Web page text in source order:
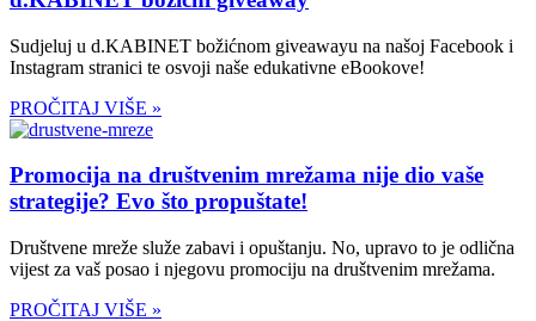
Sudjeluj u d.KABINET božićnom giveawayu na našoj Facebook i
Instagram stranici te osvoji naše edukativne eBookove!
PROČITAJ VIŠE »
Promocija na društvenim mrežama nije dio vaše
strategije? Evo što propuštate!
Društvene mreže služe zabavi i opuštanju. No, upravo to je odlična
vijest za vaš posao i njegovu promociju na društvenim mrežama.
PROČITAJ VIŠE »